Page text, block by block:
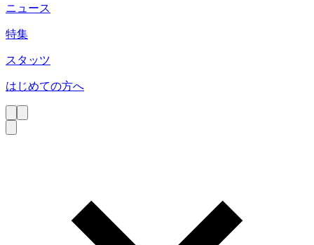
ニュース
特集
スタッツ
はじめての方へ